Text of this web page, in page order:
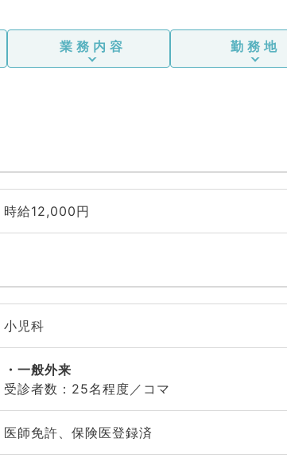
業務内容 勤務地
時給12,000円
小児科
一般外来
受診者数：25名程度／コマ
医師免許、保険医登録済